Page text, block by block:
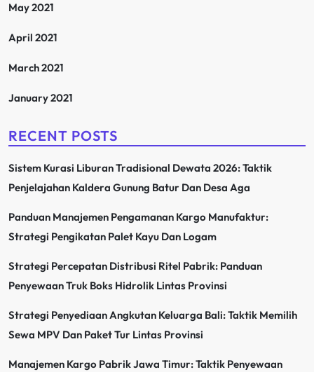
May 2021
April 2021
March 2021
January 2021
RECENT POSTS
Sistem Kurasi Liburan Tradisional Dewata 2026: Taktik
Penjelajahan Kaldera Gunung Batur Dan Desa Aga
Panduan Manajemen Pengamanan Kargo Manufaktur:
Strategi Pengikatan Palet Kayu Dan Logam
Strategi Percepatan Distribusi Ritel Pabrik: Panduan
Penyewaan Truk Boks Hidrolik Lintas Provinsi
Strategi Penyediaan Angkutan Keluarga Bali: Taktik Memilih
Sewa MPV Dan Paket Tur Lintas Provinsi
Manajemen Kargo Pabrik Jawa Timur: Taktik Penyewaan